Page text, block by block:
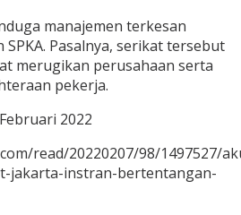
manajemen terkesan
Pasalnya, serikat tersebut
merugikan perusahaan serta
pekerja.
2022
read/20220207/98/1497527/
jakarta-instran-bertentangan-